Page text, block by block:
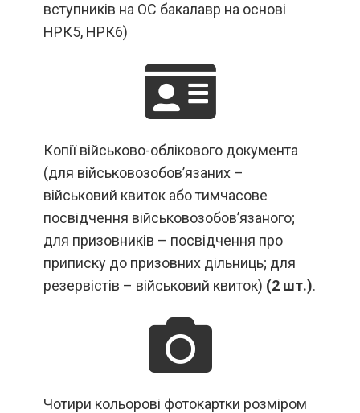
вступників на ОС бакалавр на основі
НРК5, НРК6)
Копії військово-облікового документа
(для військовозобов’язаних –
військовий квиток або тимчасове
посвідчення військовозобов’язаного;
для призовників – посвідчення про
приписку до призовних дільниць; для
резервістів – військовий квиток) (2 шт.).
Чотири кольорові фотокартки розміром